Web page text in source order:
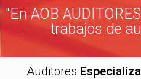
"En AOB
trabajos de
Auditores